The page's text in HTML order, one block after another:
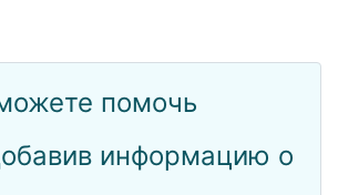
помочь
информацию о